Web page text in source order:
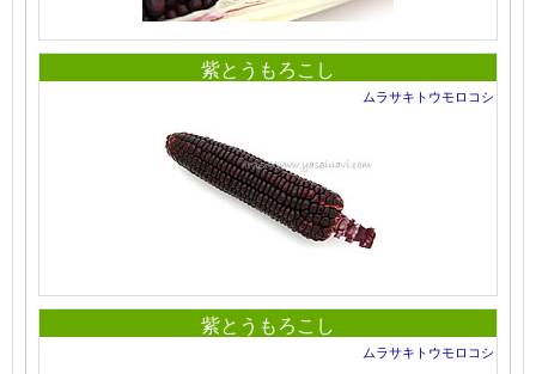
紫とうもろこし
ムラサキトウモロコシ
紫とうもろこし
ムラサキトウモロコシ